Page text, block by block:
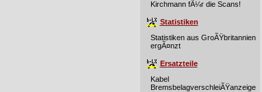
Kirchmann fÃ¼r die Scans!
Statistiken
Statistiken aus GroÃŸbritannien
ergÃ¤nzt
Ersatzteile
Kabel
BremsbelagverschleiÃŸanzeige